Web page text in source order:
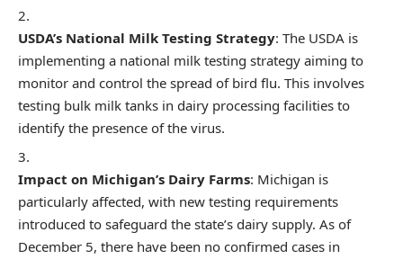
USDA’s National Milk Testing Strategy: The USDA is
implementing a national milk testing strategy aiming to
monitor and control the spread of bird flu. This involves
testing bulk milk tanks in dairy processing facilities to
identify the presence of the virus.
Impact on Michigan’s Dairy Farms: Michigan is
particularly affected, with new testing requirements
introduced to safeguard the state’s dairy supply. As of
December 5, there have been no confirmed cases in